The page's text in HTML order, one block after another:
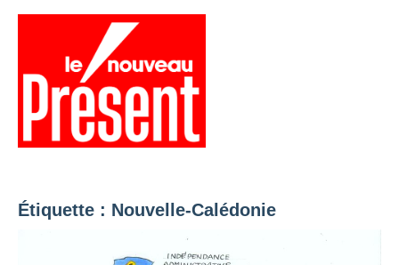
Aller
Étiquette : Nouvelle-Calédonie